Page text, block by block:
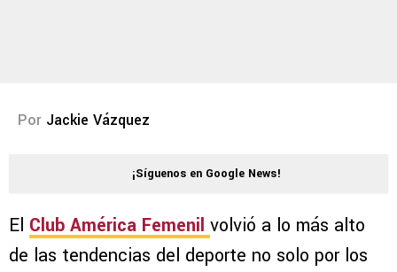
Por Jackie Vázquez
¡Síguenos en Google News!
El Club América Femenil volvió a lo más alto
de las tendencias del deporte no solo por los